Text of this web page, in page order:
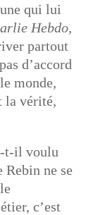
qui lui
Hebdo,
partout
d’accord
monde,
la vérité,
t-il voulu
Rebin ne se
c’est